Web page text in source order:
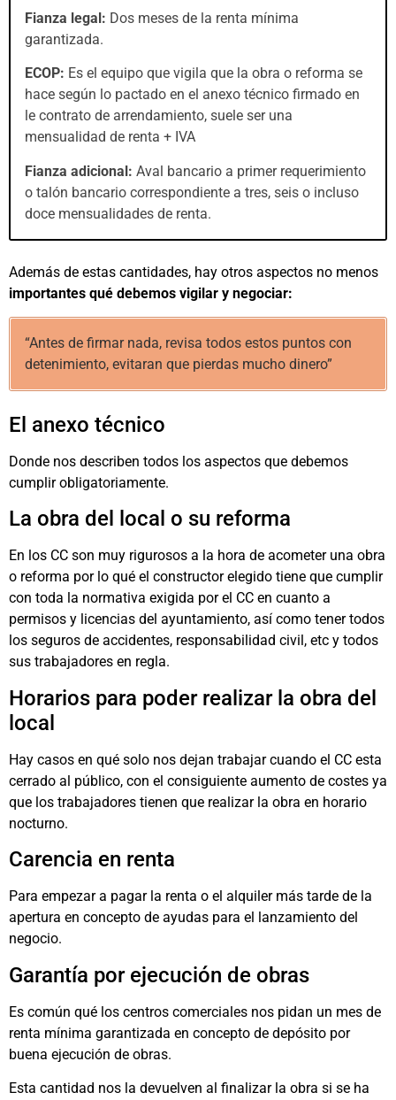
Fianza legal: Dos meses de la renta mínima
garantizada.
ECOP: Es el equipo que vigila que la obra o reforma se
hace según lo pactado en el anexo técnico firmado en
le contrato de arrendamiento, suele ser una
mensualidad de renta + IVA
Fianza adicional: Aval bancario a primer requerimiento
o talón bancario correspondiente a tres, seis o incluso
doce mensualidades de renta.
Además de estas cantidades, hay otros aspectos no menos
importantes qué debemos vigilar y negociar:
“Antes de firmar nada, revisa todos estos puntos con
detenimiento, evitaran que pierdas mucho dinero”
El anexo técnico
Donde nos describen todos los aspectos que debemos
cumplir obligatoriamente.
La obra del local o su reforma
En los CC son muy rigurosos a la hora de acometer una obra
o reforma por lo qué el constructor elegido tiene que cumplir
con toda la normativa exigida por el CC en cuanto a
permisos y licencias del ayuntamiento, así como tener todos
los seguros de accidentes, responsabilidad civil, etc y todos
sus trabajadores en regla.
Horarios para poder realizar la obra del
local
Hay casos en qué solo nos dejan trabajar cuando el CC esta
cerrado al público, con el consiguiente aumento de costes ya
que los trabajadores tienen que realizar la obra en horario
nocturno.
Carencia en renta
Para empezar a pagar la renta o el alquiler más tarde de la
apertura en concepto de ayudas para el lanzamiento del
negocio.
Garantía por ejecución de obras
Es común qué los centros comerciales nos pidan un mes de
renta mínima garantizada en concepto de depósito por
buena ejecución de obras.
Esta cantidad nos la devuelven al finalizar la obra si se ha